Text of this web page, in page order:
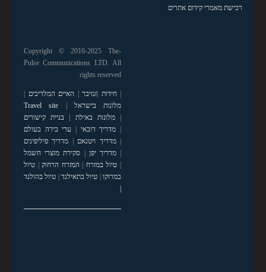
רכישת מאמרי קידום אתרים
Copyright © 2010-2025 The-
Pulse Communications LTD. All
rights reserved
|חידות זנזיבר האיים המלדיבים
מלונות בישראל
Travel site
|מלונות באילת
בניית קישורים
מדריך דובאי
ערי בירה בעולם
|מדריך ויטנאם
מדריך פיליפינים
|מדריך יפן
סקירת מוצרי חשמל
טיול במזרח המזרח הרחוק| טיול
במרוקו| טיול בתאילנד| טיול בהולנד